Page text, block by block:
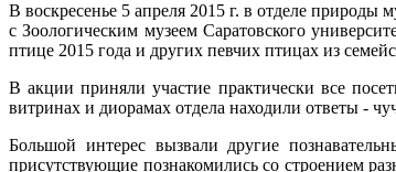
В воскресенье 5 апреля 2015 г. в отделе
с Зоологическим музеем Саратовского
птице 2015 года и других певчих птицах из
В акции приняли участие практически все
витринах и диорамах отдела находили ответы -
Большой интерес вызвали другие
присутствующие познакомились со строением